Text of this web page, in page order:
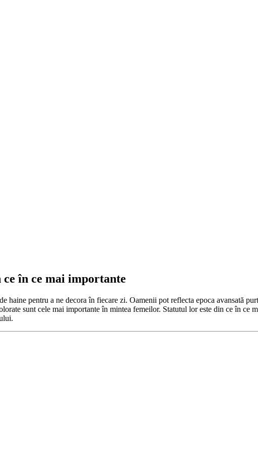
în ce mai importante
haine pentru a ne decora în fiecare zi. Oamenii pot reflecta epoca avansată
sunt cele mai importante în mintea femeilor. Statutul lor este din ce în